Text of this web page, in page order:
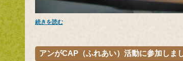
続きを読む
アンがCAP（ふれあい）活動に参加しまし